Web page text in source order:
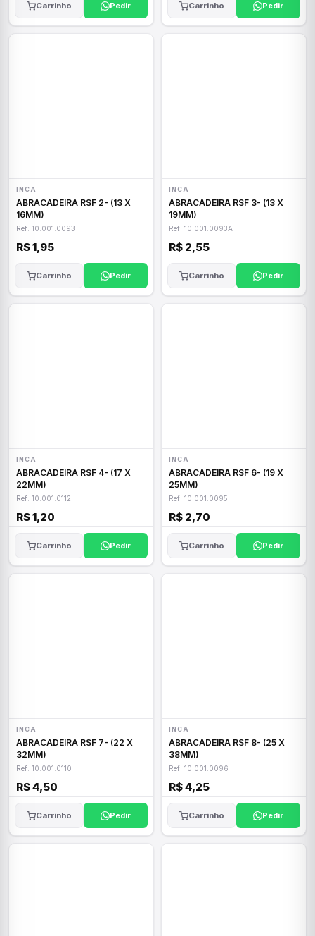
Carrinho Pedir Carrinho Pedir
INCA
ABRACADEIRA RSF 2- (13 X
16MM)
Ref: 10.001.0093
R$ 1,95
Carrinho Pedir
INCA
ABRACADEIRA RSF 3- (13 X
19MM)
Ref: 10.001.0093A
R$ 2,55
Carrinho Pedir
INCA
ABRACADEIRA RSF 4- (17 X
22MM)
Ref: 10.001.0112
R$ 1,20
Carrinho Pedir
INCA
ABRACADEIRA RSF 6- (19 X
25MM)
Ref: 10.001.0095
R$ 2,70
Carrinho Pedir
INCA
ABRACADEIRA RSF 7- (22 X
32MM)
Ref: 10.001.0110
R$ 4,50
Carrinho Pedir
INCA
ABRACADEIRA RSF 8- (25 X
38MM)
Ref: 10.001.0096
R$ 4,25
Carrinho Pedir